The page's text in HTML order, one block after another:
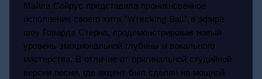
Майли Сайрус представила проникновенное
исполнение своего хита "Wrecking Ball" в эфире
шоу Говарда Стерна, продемонстрировав новый
уровень эмоциональной глубины и вокального
мастерства. В отличие от оригинальной студийной
версии песни, где акцент был сделан на мощной